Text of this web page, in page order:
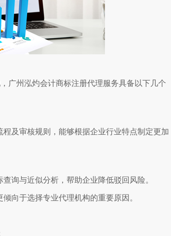
广州泓灼会计商标注册代理服务具备以下几个
及审核规则，能够根据企业行业特点制定更加
询与近似分析，帮助企业降低驳回风险。
向于选择专业代理机构的重要原因。